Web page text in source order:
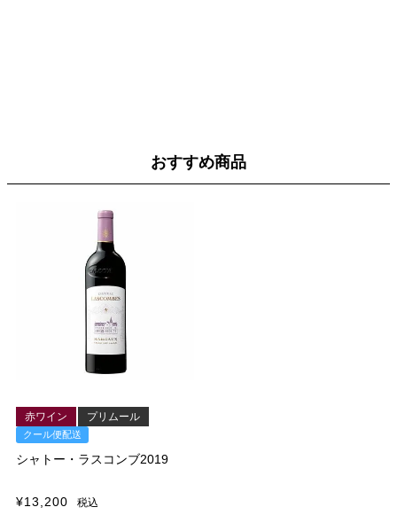
おすすめ商品
赤ワイン プリムール
クール便配送
シャトー・ラスコンブ2019
¥13,200 税込